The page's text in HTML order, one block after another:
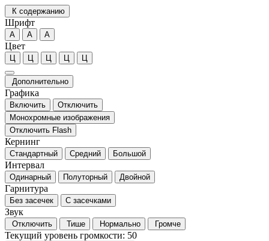
К содержанию
Шрифт
А А А
Цвет
Ц Ц Ц Ц Ц
Дополнительно
Графика
Включить
Отключить
Монохромные изображения
Отключить Flash
Кернинг
Стандартный Средний Большой
Интервал
Одинарный Полуторный Двойной
Гарнитура
Без засечек С засечками
Звук
Отключить Тише Нормально Громче
Текущий уровень громкости: 50